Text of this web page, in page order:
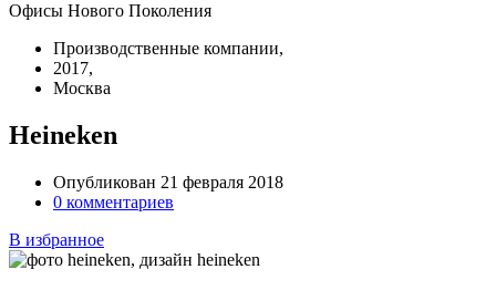
Офисы Нового Поколения
Производственные компании,
2017,
Москва
Heineken
Опубликован 21 февраля 2018
0 комментариев
В избранное